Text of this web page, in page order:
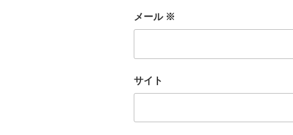
メール ※
サイト